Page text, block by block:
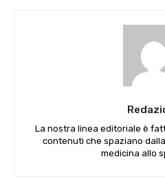
La nostra linea editoriale è
contenuti che spaziano
medicina allo